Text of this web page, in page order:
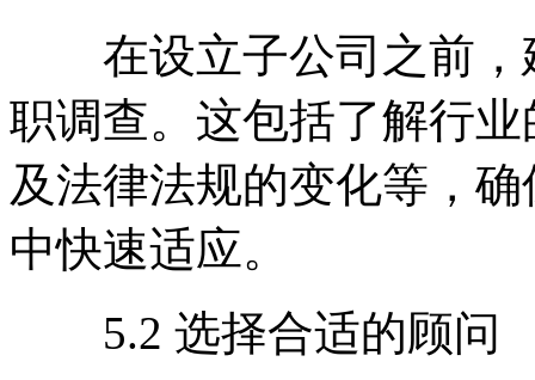
在设立子公司之前，
职调查。这包括了解行
及法律法规的变化等，
中快速适应。
5.2 选择合适的顾问